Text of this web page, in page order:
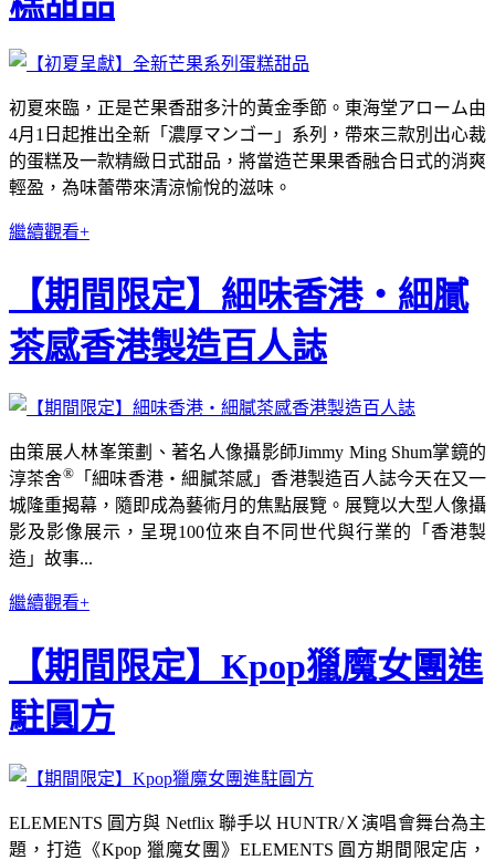
初夏來臨，正是芒果香甜多汁的黃金季節。東海堂アローム由
4月1日起推出全新「濃厚マンゴー」系列，帶來三款別出心裁
的蛋糕及一款精緻日式甜品，將當造芒果果香融合日式的消爽
輕盈，為味蕾帶來清涼愉悅的滋味。
繼續觀看+
【期間限定】細味香港・細膩
茶感香港製造百人誌
由策展人林峯策劃、著名人像攝影師Jimmy Ming Shum掌鏡的
淳茶舍®「細味香港・細膩茶感」香港製造百人誌今天在又一
城隆重揭幕，隨即成為藝術月的焦點展覽。展覽以大型人像攝
影及影像展示，呈現100位來自不同世代與行業的「香港製
造」故事...
繼續觀看+
【期間限定】Kpop獵魔女團進
駐圓方
ELEMENTS 圓方與 Netflix 聯手以 HUNTR/Ｘ演唱會舞台為主
題，打造《Kpop 獵魔女團》ELEMENTS 圓方期間限定店，